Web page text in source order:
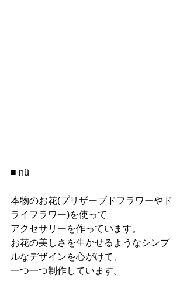
■ nü
本物のお花(プリザーブドフラワーやド
ライフラワー)を使って
アクセサリーを作っています。
お花の美しさを生かせるようなシンプ
ルなデザインを心がけて、
一つ一つ制作しています。